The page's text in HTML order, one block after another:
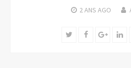
2 ANS AGO
TwitterFacebookGoogle+